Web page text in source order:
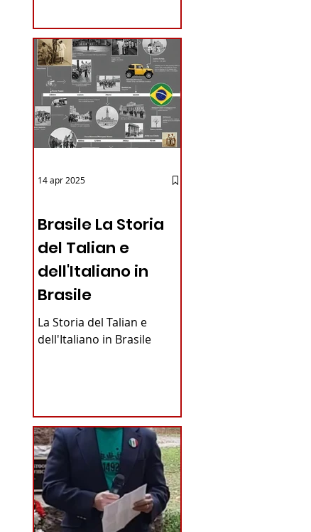
proposte dal ministro
Antonio Tajani . NUOVA
DIREZIONE GENERALE
DELLA FARNESINA
Brasile La Storia
del Talian e
dell'Italiano in
Brasile
La Storia del Talian e
dell'Italiano in Brasile
14 apr 2025